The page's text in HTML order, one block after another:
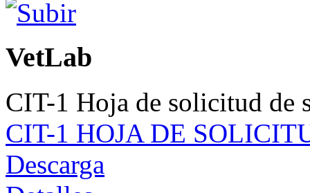
VetLab
CIT-1 Hoja de solicitud de
CIT-1 HOJA DE
Descarga